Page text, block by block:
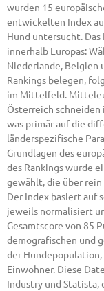
wurden 15
entwickelten Index
Hund untersucht.
innerhalb Europas:
Niederlande, Belgien
Rankings belegen,
im Mittelfeld.
Österreich schneiden
was primär auf die
länderspezifische
Grundlagen des
des Rankings wurde
gewählt, die über
Der Index basiert auf
jeweils normalisiert
Gesamtscore von 85
demografischen und
der
Einwohner. Diese
Industry und Statista,